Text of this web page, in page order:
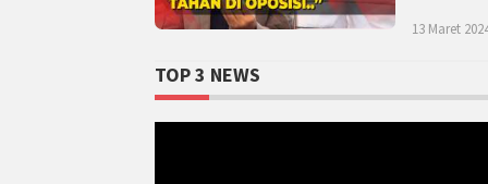
13 Maret
TOP 3 NEWS